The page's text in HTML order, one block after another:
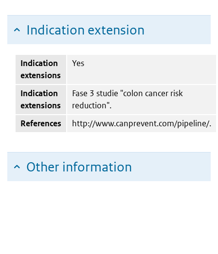
Indication extension
Indication
extensions
Yes
Indication
extensions
Fase 3 studie "colon cancer risk
reduction".
References
http://www.canprevent.com/pipeline/.
Other information